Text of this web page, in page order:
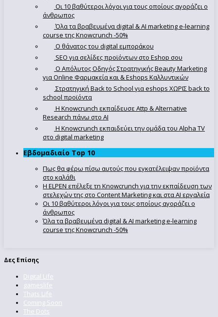
Οι 10 βαθύτεροι λόγοι για τους οποίους αγοράζει ο
άνθρωπος
Όλα τα βραβευμένα digital & AI marketing e-learning
course της Knowcrunch -50%
Ο θάνατος του digital εμποράκου
SEO για σελίδες προϊόντων στο Eshop σου
Ο Απόλυτoς Οδηγός Στρατηγικής Beauty Marketing
για Online Φαρμακεία και & Eshops Καλλυντικών
Στρατηγική Back to School για eshops ΧΩΡΙΣ back to
school προϊόντα
Η Knowcrunch εκπαίδευσε Attp & Alternative
Research πάνω στο ΑΙ
Η Knowcrunch εκπαιδεύει την ομάδα του Alpha TV
στο digital marketing
Εβδομαδιαίο Top 10
Πως θα φέρω πίσω αυτούς που εγκατέλειψαν προϊόντα
στο καλάθι
Η ELPEN επέλεξε τη Knowcrunch για την εκπαίδευση των
στελεχών της στο Content Marketing και στα AI εργαλεία
Οι 10 βαθύτεροι λόγοι για τους οποίους αγοράζει ο
άνθρωπος
Όλα τα βραβευμένα digital & AI marketing e-learning
course της Knowcrunch -50%
Δες Επίσης
Digital Life
gameslife
Thats Life
Coming Soon
The Dots